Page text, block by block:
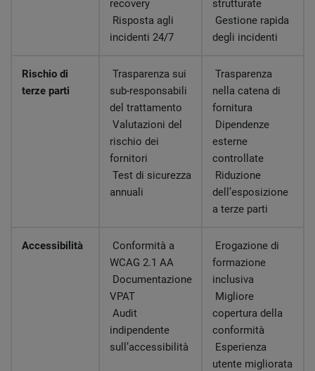
recovery
Risposta agli
incidenti 24/7
strutturate
Gestione rapida
degli incidenti
Rischio di
terze parti
Trasparenza sui
sub-responsabili
del trattamento
Valutazioni del
rischio dei
fornitori
Test di sicurezza
annuali
Trasparenza
nella catena di
fornitura
Dipendenze
esterne
controllate
Riduzione
dell’esposizione
a terze parti
Accessibilità
Conformità a
WCAG 2.1 AA
Documentazione
VPAT
Audit
indipendente
sull’accessibilità
Erogazione di
formazione
inclusiva
Migliore
copertura della
conformità
Esperienza
utente migliorata